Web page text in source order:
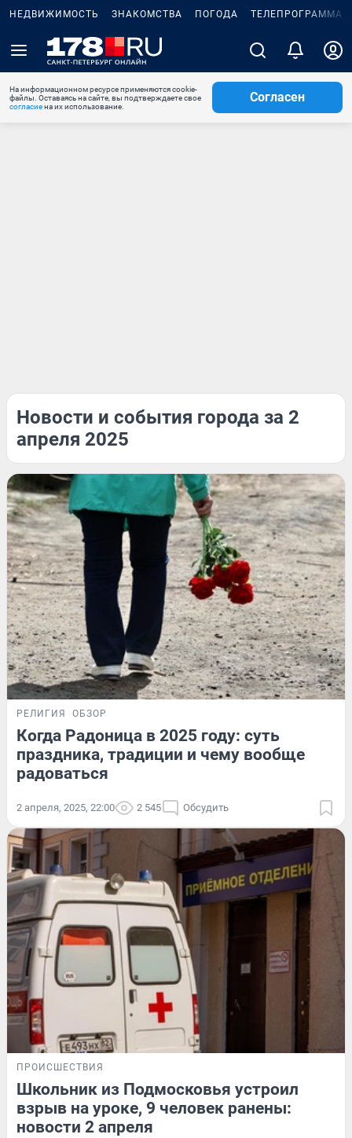
НЕДВИЖИМОСТЬ ЗНАКОМСТВА ПОГОДА ТЕЛЕПРОГРАММА
На информационном ресурсе применяются cookie-
файлы. Оставаясь на сайте, вы подтверждаете свое
согласиена их использование.
Согласен
Новости и события города за 2
апреля 2025
РЕЛИГИЯ ОБЗОР
Когда Радоница в 2025 году: суть
праздника, традиции и чему вообще
радоваться
2 апреля, 2025, 22:00 2 545 Обсудить
ПРОИСШЕСТВИЯ
Школьник из Подмосковья устроил
взрыв на уроке, 9 человек ранены:
новости 2 апреля